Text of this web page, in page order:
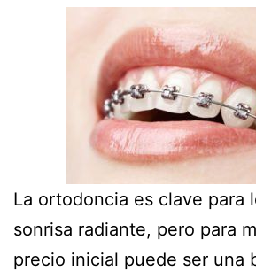
La ortodoncia es clave para
sonrisa radiante, pero para
precio inicial puede ser una